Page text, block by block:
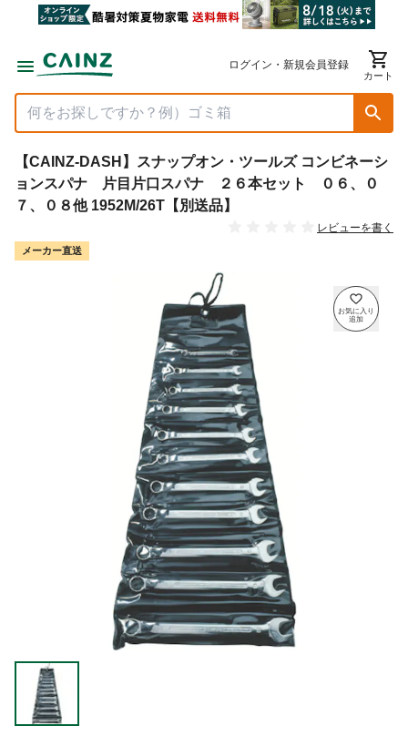
ログイン・新規会員登録
カート
【CAINZ-DASH】スナップオン・ツールズ コンビネーシ
ョンスパナ 片目片口スパナ ２６本セット ０６、０
７、０８他 1952M/26T【別送品】
レビューを書く
メーカー直送